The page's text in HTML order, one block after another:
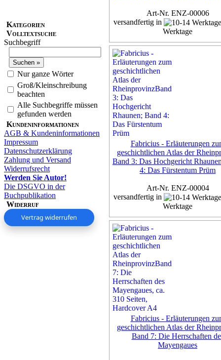
Kategorien
Volltextsuche
Suchbegriff
Nur ganze Wörter
Groß/Kleinschreibung
beachten
Alle Suchbegriffe müssen
gefunden werden
Kundeninformationen
AGB & Kundeninformationen
Impressum
Datenschutzerklärung
Zahlung und Versand
Widerrufsrecht
Werden Sie Autor!
Die DSGVO in der
Buchpublikation
Widerruf
Vertrag widerrufen
Art-Nr. ENZ-00006
versandfertig in
Werktage
50,00 €
inkl. 7% MwSt,
Details...
Fabricius - Erläuterungen
geschichtlichen Atlas der
Band 3: Das Hochgericht
4: Das Fürstentum Prüm
Art-Nr. ENZ-00004
versandfertig in
Werktage
35,00 €
inkl. 7% MwSt,
Details...
Fabricius - Erläuterungen
geschichtlichen Atlas der
Band 7: Die Herrschaften
Mayengaues